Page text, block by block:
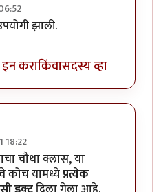
झाली.
कराकिंवासदस्य व्हा
18:22
चौथा क्लास, या
कोच यामध्येप्रत्येक